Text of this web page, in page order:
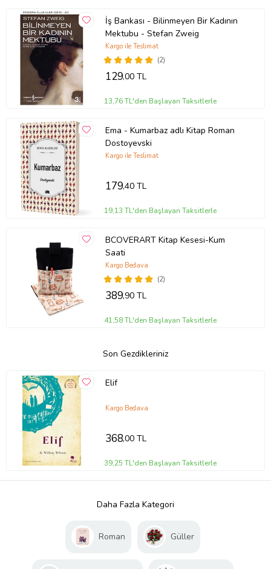
İş Bankası - Bilinmeyen Bir Kadının
Mektubu - Stefan Zweig
(2)
Kargo ile Teslimat
129,00 TL
13,76 TL'den Başlayan Taksitlerle
Ema - Kumarbaz adlı Kitap Roman
Dostoyevski
Kargo ile Teslimat
179,40 TL
19,13 TL'den Başlayan Taksitlerle
BCOVERART Kitap Kesesi-Kum
Saati
(2)
Kargo Bedava
389,90 TL
41,58 TL'den Başlayan Taksitlerle
Son Gezdikleriniz
Elif
Kargo Bedava
368,00 TL
39,25 TL'den Başlayan Taksitlerle
Daha Fazla Kategori
Roman Güller